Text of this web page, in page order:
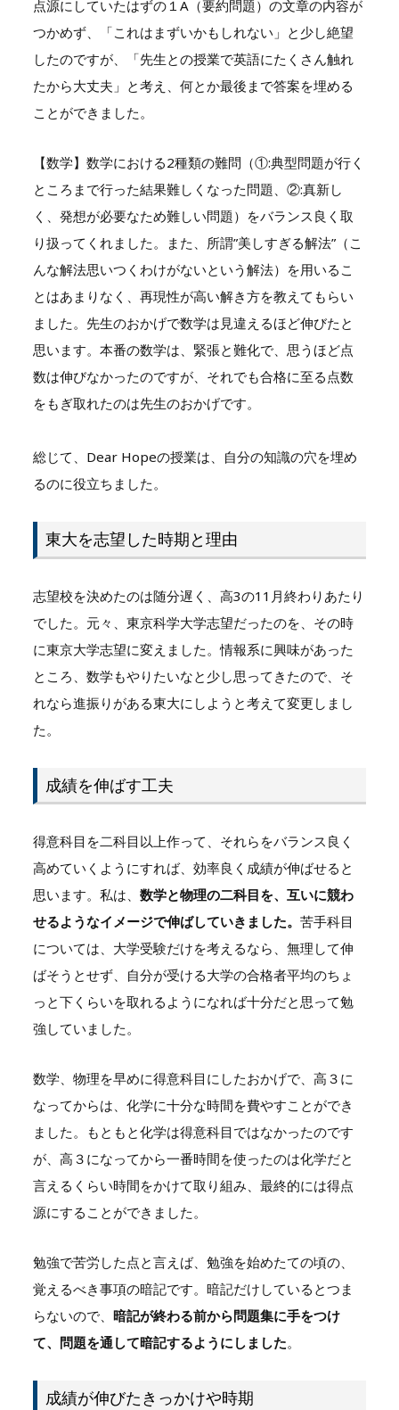
点源にしていたはずの１A（要約問題）の文章の内容が
つかめず、「これはまずいかもしれない」と少し絶望
したのですが、「先生との授業で英語にたくさん触れ
たから大丈夫」と考え、何とか最後まで答案を埋める
ことができました。
【数学】数学における2種類の難問（①:典型問題が行く
ところまで行った結果難しくなった問題、②:真新し
く、発想が必要なため難しい問題）をバランス良く取
り扱ってくれました。また、所謂”美しすぎる解法”（こ
んな解法思いつくわけがないという解法）を用いるこ
とはあまりなく、再現性が高い解き方を教えてもらい
ました。先生のおかげで数学は見違えるほど伸びたと
思います。本番の数学は、緊張と難化で、思うほど点
数は伸びなかったのですが、それでも合格に至る点数
をもぎ取れたのは先生のおかげです。
総じて、Dear Hopeの授業は、自分の知識の穴を埋め
るのに役立ちました。
東大を志望した時期と理由
志望校を決めたのは随分遅く、高3の11月終わりあたり
でした。元々、東京科学大学志望だったのを、その時
に東京大学志望に変えました。情報系に興味があった
ところ、数学もやりたいなと少し思ってきたので、そ
れなら進振りがある東大にしようと考えて変更しまし
た。
成績を伸ばす工夫
得意科目を二科目以上作って、それらをバランス良く
高めていくようにすれば、効率良く成績が伸ばせると
思います。私は、 数学と物理の二科目を、互いに競わ
せるようなイメージで伸ばしていきました。 苦手科目
については、大学受験だけを考えるなら、無理して伸
ばそうとせず、自分が受ける大学の合格者平均のちょ
っと下くらいを取れるようになれば十分だと思って勉
強していました。
数学、物理を早めに得意科目にしたおかげで、高３に
なってからは、化学に十分な時間を費やすことができ
ました。もともと化学は得意科目ではなかったのです
が、高３になってから一番時間を使ったのは化学だと
言えるくらい時間をかけて取り組み、最終的には得点
源にすることができました。
勉強で苦労した点と言えば、勉強を始めたての頃の、
覚えるべき事項の暗記です。暗記だけしているとつま
らないので、 暗記が終わる前から問題集に手をつけ
て、問題を通して暗記するようにしました。
成績が伸びたきっかけや時期